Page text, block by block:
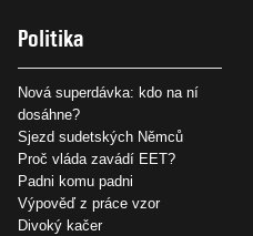
Politika
Nová superdávka: kdo na ní
dosáhne?
Sjezd sudetských Němců
Proč vláda zavádí EET?
Padni komu padni
Výpověď z práce vzor
Divoký kačer